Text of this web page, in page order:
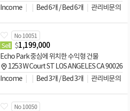
Income
Bed 6개 / Bed 6개 관리비문의
No 10051
Sell $1,199,000
Echo Park 중심에 위치한 수익형 건물
1253 W Court ST LOS ANGELES CA 90026
Income
Bed 3개 / Bed 3개 관리비문의
No 10050